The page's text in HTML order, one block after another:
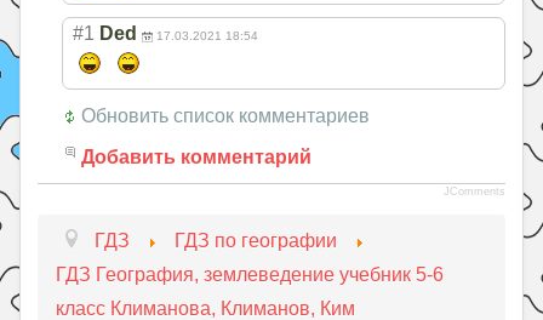
#1 Ded 17.03.2021 18:54
Обновить список комментариев
Добавить комментарий
JComments
ГДЗ
ГДЗ по географии
ГДЗ География, землеведение учебник 5-6
класс Климанова, Климанов, Ким